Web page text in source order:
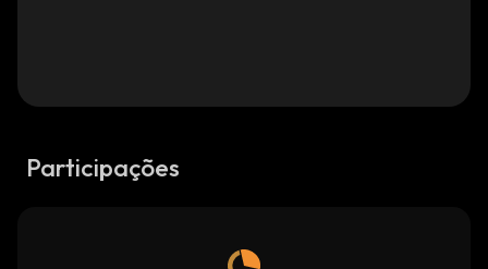
Participações